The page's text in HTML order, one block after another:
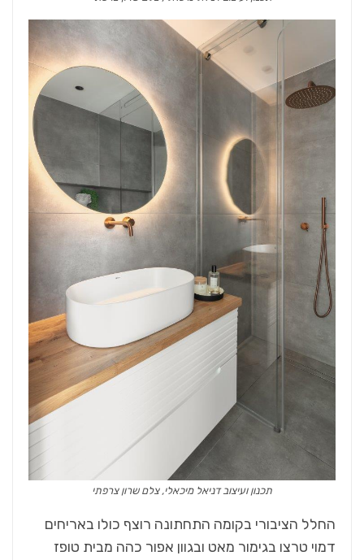
תכנון ועיצוב דניאל מיכאלי, צלם שרון צרפתי
החלל הציבורי בקומה התחתונה רוצף כולו באריחים
דמוי טרצו בגימור מאט ובגוון אפור כהה מבית טופז